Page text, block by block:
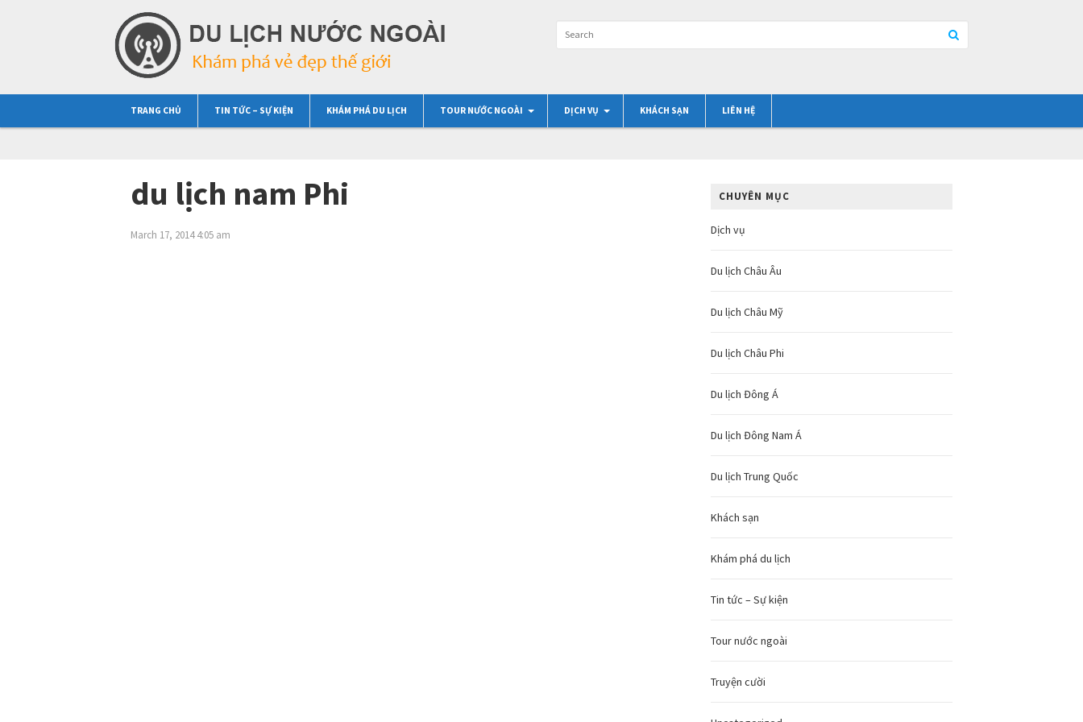
TRANG CHỦ TIN TỨC – SỰ KIỆN KHÁM PHÁ DU LỊCH TOUR NƯỚC NGOÀI DỊCH VỤ KHÁCH SẠN LIÊN HỆ
du lịch nam Phi
March 17, 2014 4:05 am
CHUYÊN MỤC
Dịch vụ
Du lịch Châu Âu
Du lịch Châu Mỹ
Du lịch Châu Phi
Du lịch Đông Á
Du lịch Đông Nam Á
Du lịch Trung Quốc
Khách sạn
Khám phá du lịch
Tin tức – Sự kiện
Tour nước ngoài
Truyện cười